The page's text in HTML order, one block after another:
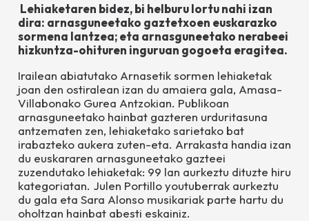
Lehiaketaren bidez, bi helburu lortu nahi izan
dira: arnasguneetako gaztetxoen euskarazko
sormena lantzea; eta arnasguneetako nerabeei
hizkuntza-ohituren inguruan gogoeta eragitea.
Irailean abiatutako Arnasetiksormen lehiaketak
joan den ostiralean izan du amaiera gala, Amasa-
Villabonako Gurea Antzokian. Publikoan
arnasguneetako hainbat gazteren urduritasuna
antzematen zen, lehiaketako sarietako bat
irabazteko aukera zuten-eta. Arrakasta handia izan
du euskararen arnasguneetako gazteei
zuzendutako lehiaketak: 99 lan aurkeztu dituzte hiru
kategoriatan. Julen Portillo youtuberrak aurkeztu
du gala eta Sara Alonso musikariak parte hartu du
oholtzan hainbat abesti eskainiz.